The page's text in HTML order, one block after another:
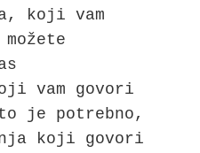
koji vam
vam govori
je potrebno,
koji govori